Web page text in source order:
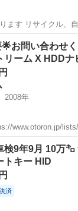
ます リサイクル、自
させて頂きます。
N-BOX 車両
お問い合わせく
リーム X HDD
2008年
www.otoron.jp/
できちゃう✨...
ム オトロン
検9年9月 10万
トキー HID
済